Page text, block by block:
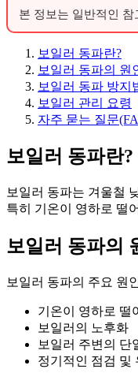
본 정보는 일반적인
보일러 동파란?
보일러 동파의 원
보일러 동파 방지
보일러 관리 요령
자주 묻는 질문
보일러 동파란?
보일러 동파는 겨울철
특히 기온이 영하로 떨
보일러 동파의
보일러 동파의 주요 원
기온이 영하로 떨
보일러의 노후화
보일러 주변의 단
정기적인 점검 및